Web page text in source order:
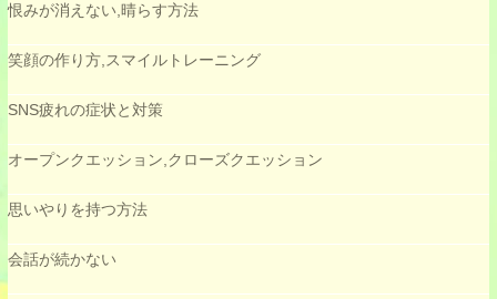
恨みが消えない,晴らす方法
笑顔の作り方,スマイルトレーニング
SNS疲れの症状と対策
オープンクエッション,クローズクエッション
思いやりを持つ方法
会話が続かない